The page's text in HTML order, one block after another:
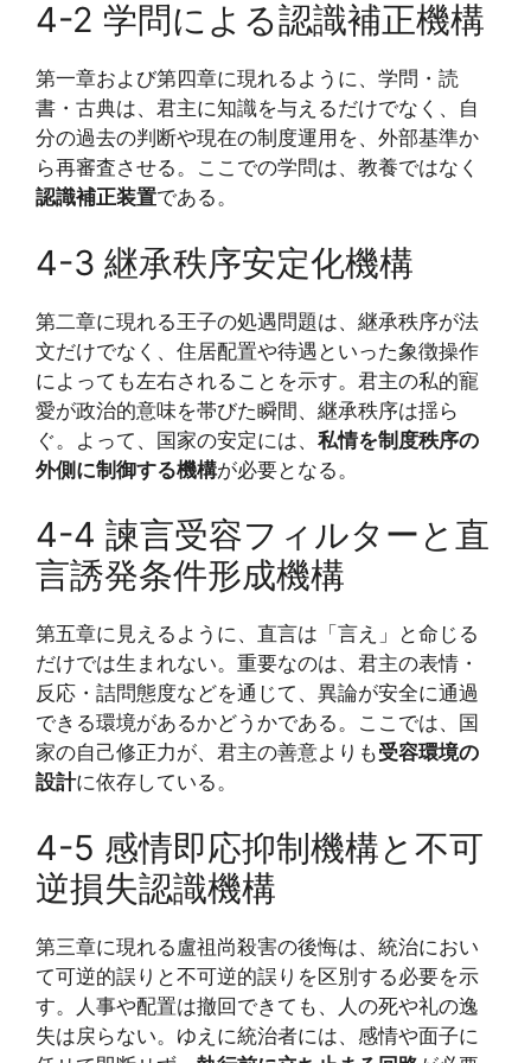
4-2 学問による認識補正機構
第一章および第四章に現れるように、学問・読
書・古典は、君主に知識を与えるだけでなく、自
分の過去の判断や現在の制度運用を、外部基準か
ら再審査させる。ここでの学問は、教養ではなく
認識補正装置である。
4-3 継承秩序安定化機構
第二章に現れる王子の処遇問題は、継承秩序が法
文だけでなく、住居配置や待遇といった象徴操作
によっても左右されることを示す。君主の私的寵
愛が政治的意味を帯びた瞬間、継承秩序は揺ら
ぐ。よって、国家の安定には、 私情を制度秩序の
外側に制御する機構が必要となる。
4-4 諫言受容フィルターと直
言誘発条件形成機構
第五章に見えるように、直言は「言え」と命じる
だけでは生まれない。重要なのは、君主の表情・
反応・詰問態度などを通じて、異論が安全に通過
できる環境があるかどうかである。ここでは、国
家の自己修正力が、君主の善意よりも受容環境の
設計に依存している。
4-5 感情即応抑制機構と不可
逆損失認識機構
第三章に現れる盧祖尚殺害の後悔は、統治におい
て可逆的誤りと不可逆的誤りを区別する必要を示
す。人事や配置は撤回できても、人の死や礼の逸
失は戻らない。ゆえに統治者には、感情や面子に